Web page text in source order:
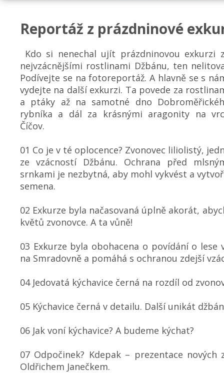
Reportáž z prázdninové
Kdo si nenechal ujít prázdninovou exkurzi
nejvzácnějšími rostlinami Džbánu, ten
Podívejte se na fotoreportáž. A hlavně se s
vydejte na další exkurzi. Ta povede za
a ptáky až na samotné dno
rybníka a dál za krásnými aragonity na
Číčov.
01 Co je v té oplocence? Zvonovec liliolistý,
ze vzácností Džbánu. Ochrana před
srnkami je nezbytná, aby mohl vykvést a
semena.
02 Exkurze byla načasovaná úplně akorát,
květů zvonovce. A ta vůně!
03 Exkurze byla obohacena o povídání o
na Smradovně a pomáhá s ochranou zdejší
04 Jedovatá kýchavice černá na rozdíl od
05 Kýchavice černá v detailu. Další unikát
06 Jak voní kýchavice? A budeme kýchat?
07 Odpočinek? Kdepak – prezentace
Oldřichem Janečkem.